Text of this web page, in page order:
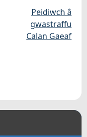
Peidiwch â
gwastraffu
Calan Gaeaf